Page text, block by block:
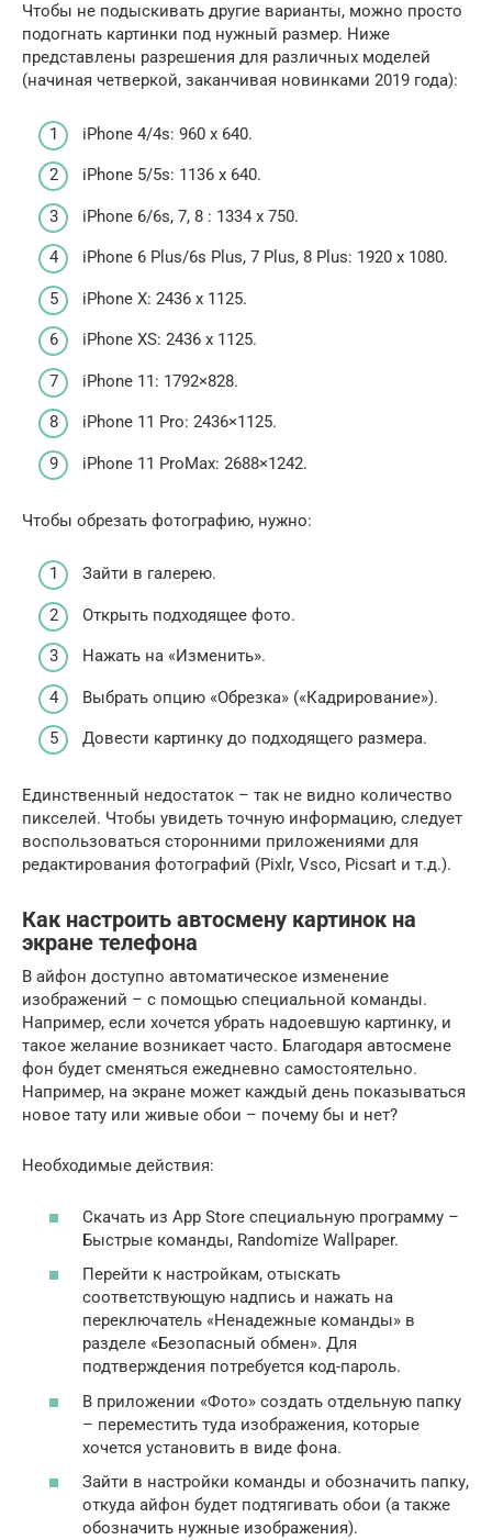
Чтобы не подыскивать другие варианты, можно просто
подогнать картинки под нужный размер. Ниже
представлены разрешения для различных моделей
(начиная четверкой, заканчивая новинками 2019 года):
iPhone 4/4s: 960 x 640.
iPhone 5/5s: 1136 x 640.
iPhone 6/6s, 7, 8 : 1334 x 750.
iPhone 6 Plus/6s Plus, 7 Plus, 8 Plus: 1920 x 1080.
iPhone X: 2436 x 1125.
iPhone XS: 2436 x 1125.
iPhone 11: 1792×828.
iPhone 11 Pro: 2436×1125.
iPhone 11 ProMax: 2688×1242.
Чтобы обрезать фотографию, нужно:
Зайти в галерею.
Открыть подходящее фото.
Нажать на «Изменить».
Выбрать опцию «Обрезка» («Кадрирование»).
Довести картинку до подходящего размера.
Единственный недостаток – так не видно количество
пикселей. Чтобы увидеть точную информацию, следует
воспользоваться сторонними приложениями для
редактирования фотографий (Pixlr, Vsco, Picsart и т.д.).
Как настроить автосмену картинок на
экране телефона
В айфон доступно автоматическое изменение
изображений – с помощью специальной команды.
Например, если хочется убрать надоевшую картинку, и
такое желание возникает часто. Благодаря автосмене
фон будет сменяться ежедневно самостоятельно.
Например, на экране может каждый день показываться
новое тату или живые обои – почему бы и нет?
Необходимые действия:
Скачать из App Store специальную программу –
Быстрые команды, Randomize Wallpaper.
Перейти к настройкам, отыскать
соответствующую надпись и нажать на
переключатель «Ненадежные команды» в
разделе «Безопасный обмен». Для
подтверждения потребуется код-пароль.
В приложении «Фото» создать отдельную папку
– переместить туда изображения, которые
хочется установить в виде фона.
Зайти в настройки команды и обозначить папку,
откуда айфон будет подтягивать обои (а также
обозначить нужные изображения).